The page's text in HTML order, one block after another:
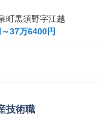
町黒須野字江越
37万6400円
技術職